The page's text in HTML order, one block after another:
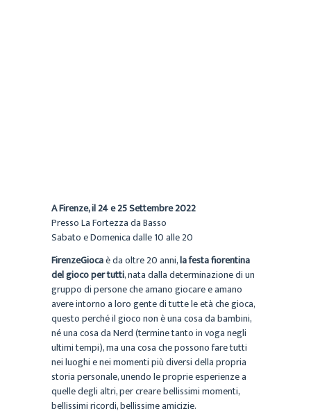
A Firenze, il 24 e 25 Settembre 2022
Presso La Fortezza da Basso
Sabato e Domenica dalle 10 alle 20
FirenzeGiocaè da oltre 20 anni,la festa fiorentina
del gioco per tutti, nata dalla determinazione di un
gruppo di persone che amano giocare e amano
avere intorno a loro gente di tutte le età che gioca,
questo perché il gioco non è una cosa da bambini,
né una cosa da Nerd (termine tanto in voga negli
ultimi tempi), ma una cosa che possono fare tutti
nei luoghi e nei momenti più diversi della propria
storia personale, unendo le proprie esperienze a
quelle degli altri, per creare bellissimi momenti,
bellissimi ricordi, bellissime amicizie.